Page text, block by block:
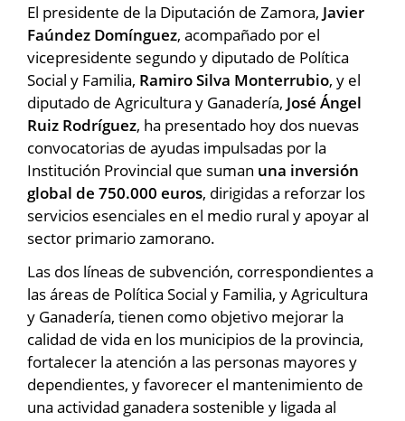
El presidente de la Diputación de Zamora, Javier
Faúndez Domínguez, acompañado por el
vicepresidente segundo y diputado de Política
Social y Familia, Ramiro Silva Monterrubio, y el
diputado de Agricultura y Ganadería, José Ángel
Ruiz Rodríguez, ha presentado hoy dos nuevas
convocatorias de ayudas impulsadas por la
Institución Provincial que suman una inversión
global de 750.000 euros, dirigidas a reforzar los
servicios esenciales en el medio rural y apoyar al
sector primario zamorano.
Las dos líneas de subvención, correspondientes a
las áreas de Política Social y Familia, y Agricultura
y Ganadería, tienen como objetivo mejorar la
calidad de vida en los municipios de la provincia,
fortalecer la atención a las personas mayores y
dependientes, y favorecer el mantenimiento de
una actividad ganadera sostenible y ligada al